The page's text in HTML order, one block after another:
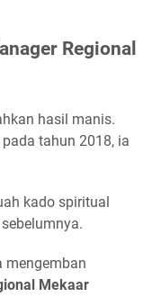
Regional
hasil manis.
tahun 2018, ia
kado spiritual
mengemban
Mekaar